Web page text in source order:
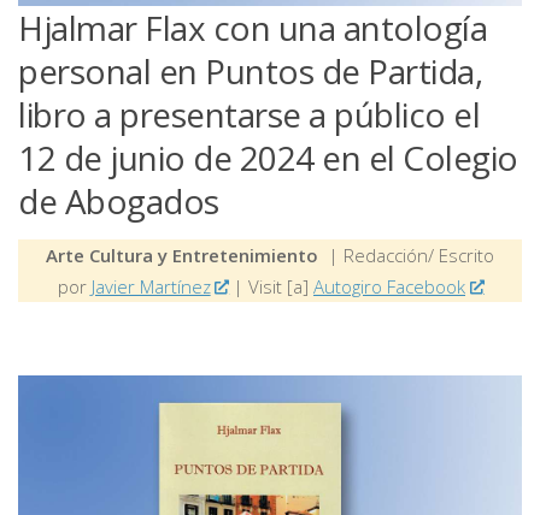
Hjalmar Flax con una antología
personal en Puntos de Partida,
libro a presentarse a público el
12 de junio de 2024 en el Colegio
de Abogados
Arte Cultura y Entretenimiento | Redacción/ Escrito
por Javier Martínez | Visit [a] Autogiro Facebook